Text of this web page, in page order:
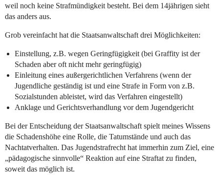
weil noch keine Strafmündigkeit besteht. Bei dem 14jährigen sieht
das anders aus.
Grob vereinfacht hat die Staatsanwaltschaft drei Möglichkeiten:
Einstellung, z.B. wegen Geringfügigkeit (bei Graffity ist der
Schaden aber oft nicht mehr geringfügig)
Einleitung eines außergerichtlichen Verfahrens (wenn der
Jugendliche geständig ist und eine Strafe in Form von z.B.
Sozialstunden ableistet, wird das Verfahren eingestellt)
Anklage und Gerichtsverhandlung vor dem Jugendgericht
Bei der Entscheidung der Staatsanwaltschaft spielt meines Wissens
die Schadenshöhe eine Rolle, die Tatumstände und auch das
Nachtatverhalten. Das Jugendstrafrecht hat immerhin zum Ziel, eine
„pädagogische sinnvolle“ Reaktion auf eine Straftat zu finden,
soweit das möglich ist.